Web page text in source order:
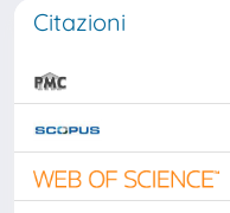
Citazioni